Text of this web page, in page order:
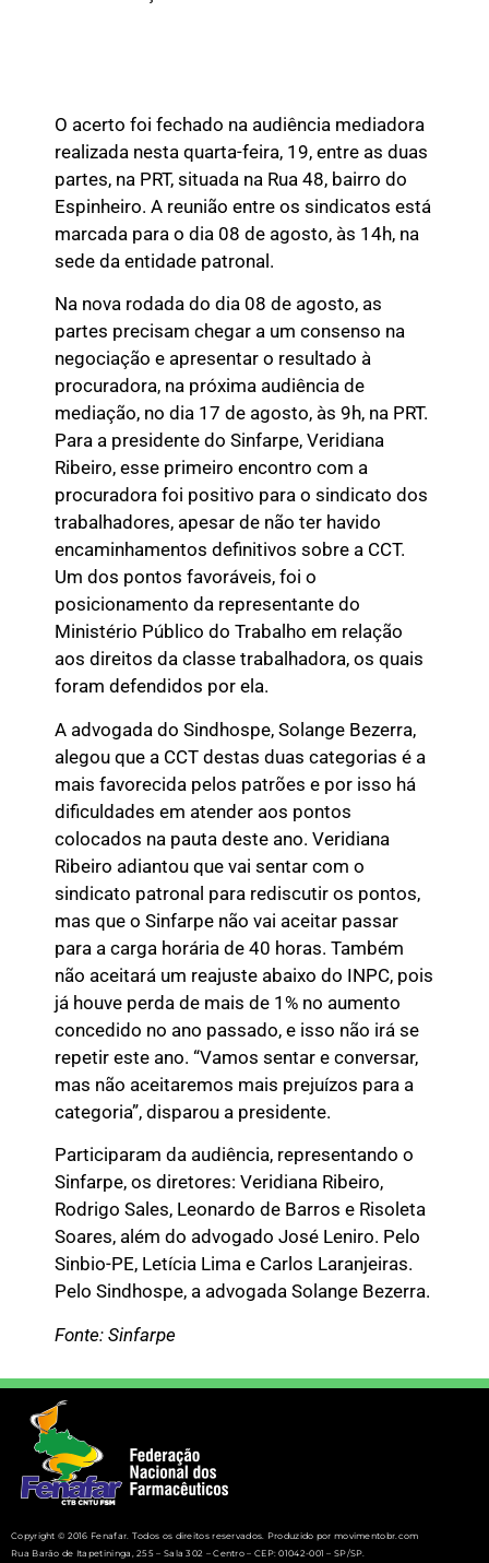
O acerto foi fechado na audiência mediadora
realizada nesta quarta-feira, 19, entre as duas
partes, na PRT, situada na Rua 48, bairro do
Espinheiro. A reunião entre os sindicatos está
marcada para o dia 08 de agosto, às 14h, na
sede da entidade patronal.
Na nova rodada do dia 08 de agosto, as
partes precisam chegar a um consenso na
negociação e apresentar o resultado à
procuradora, na próxima audiência de
mediação, no dia 17 de agosto, às 9h, na PRT.
Para a presidente do Sinfarpe, Veridiana
Ribeiro, esse primeiro encontro com a
procuradora foi positivo para o sindicato dos
trabalhadores, apesar de não ter havido
encaminhamentos definitivos sobre a CCT.
Um dos pontos favoráveis, foi o
posicionamento da representante do
Ministério Público do Trabalho em relação
aos direitos da classe trabalhadora, os quais
foram defendidos por ela.
A advogada do Sindhospe, Solange Bezerra,
alegou que a CCT destas duas categorias é a
mais favorecida pelos patrões e por isso há
dificuldades em atender aos pontos
colocados na pauta deste ano. Veridiana
Ribeiro adiantou que vai sentar com o
sindicato patronal para rediscutir os pontos,
mas que o Sinfarpe não vai aceitar passar
para a carga horária de 40 horas. Também
não aceitará um reajuste abaixo do INPC, pois
já houve perda de mais de 1% no aumento
concedido no ano passado, e isso não irá se
repetir este ano. “Vamos sentar e conversar,
mas não aceitaremos mais prejuízos para a
categoria”, disparou a presidente.
Participaram da audiência, representando o
Sinfarpe, os diretores: Veridiana Ribeiro,
Rodrigo Sales, Leonardo de Barros e Risoleta
Soares, além do advogado José Leniro. Pelo
Sinbio-PE, Letícia Lima e Carlos Laranjeiras.
Pelo Sindhospe, a advogada Solange Bezerra.
Fonte: Sinfarpe
Copyright © 2016 Fenafar. Todos os direitos reservados. Produzido por movimentobr.com
Rua Barão de Itapetininga, 255 – Sala 302 – Centro – CEP: 01042-001 – SP/SP.